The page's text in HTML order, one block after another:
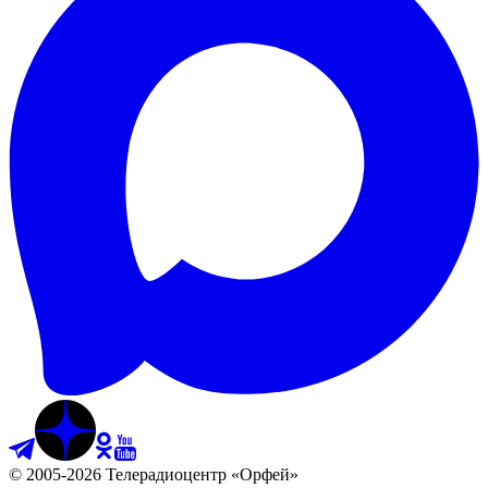
© 2005-2026 Телерадиоцентр «Орфей»